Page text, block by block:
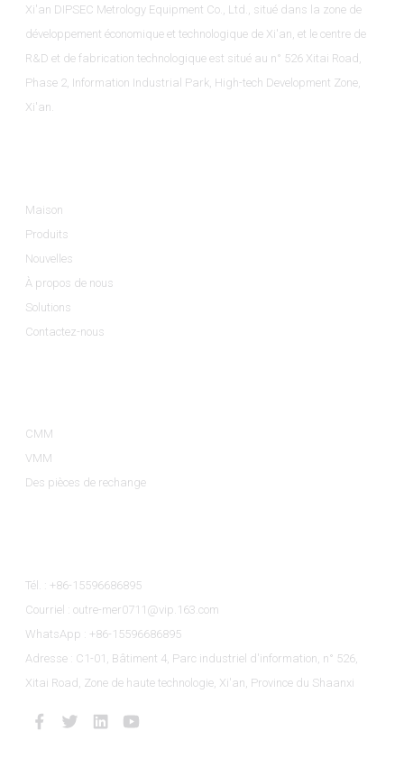
Xi'an DIPSEC Metrology Equipment Co., Ltd., situé dans la zone de
développement économique et technologique de Xi'an, et le centre de
R&D et de fabrication technologique est situé au n° 526 Xitai Road,
Phase 2, Information Industrial Park, High-tech Development Zone,
Xi'an.
Maison
Produits
Nouvelles
À propos de nous
Solutions
Contactez-nous
CMM
VMM
Des pièces de rechange
Tél. : +86-15596686895
Courriel : outre-mer0711@vip.163.com
WhatsApp : +86-15596686895
Adresse : C1-01, Bâtiment 4, Parc industriel d'information, n° 526,
Xitai Road, Zone de haute technologie, Xi'an, Province du Shaanxi